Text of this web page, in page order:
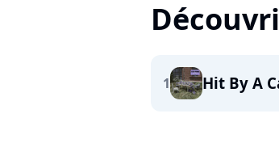
1 Hit By A